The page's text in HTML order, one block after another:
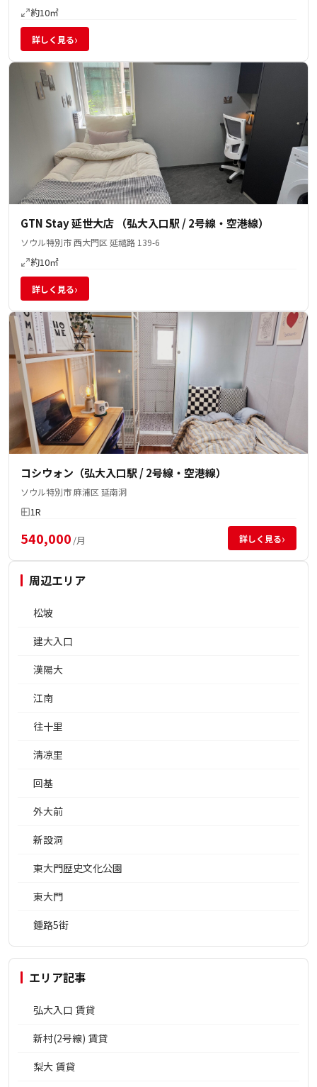
約10㎡
詳しく見る›
GTN Stay 延世大店 （弘大入口駅 / 2号線・空港線）
ソウル特別市 西大門区 延禧路 139-6
約10㎡
詳しく見る›
コシウォン（弘大入口駅 / 2号線・空港線）
ソウル特別市 麻浦区 延南洞
1R
540,000 /月 詳しく見る›
周辺エリア
松坡
建大入口
漢陽大
江南
往十里
淸凉里
回基
外大前
新設洞
東大門歴史文化公園
東大門
鍾路5街
エリア記事
弘大入口 賃貸
新村(2号線) 賃貸
梨大 賃貸